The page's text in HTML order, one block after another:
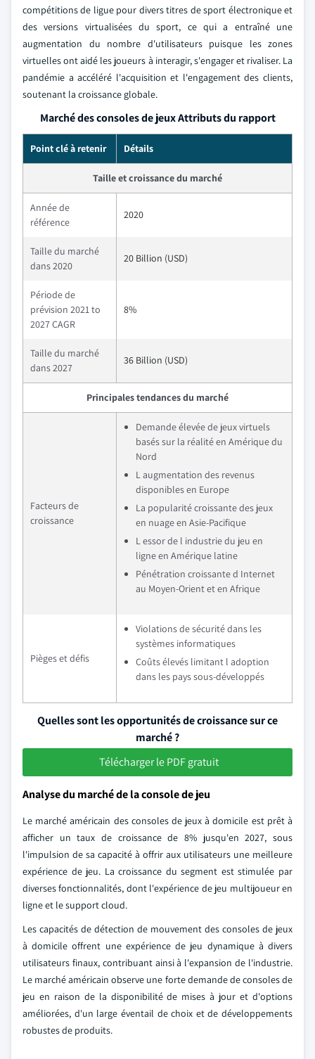
compétitions de ligue pour divers titres de sport électronique et
des versions virtualisées du sport, ce qui a entraîné une
augmentation du nombre d'utilisateurs puisque les zones
virtuelles ont aidé les joueurs à interagir, s'engager et rivaliser. La
pandémie a accéléré l'acquisition et l'engagement des clients,
soutenant la croissance globale.
Marché des consoles de jeux Attributs du rapport
Point clé à retenir Détails
Taille et croissance du marché
Année de
référence
2020
Taille du marché
dans 2020
20 Billion (USD)
Période de
prévision 2021 to
2027 CAGR
8%
Taille du marché
dans 2027
36 Billion (USD)
Principales tendances du marché
Facteurs de
croissance
Demande élevée de jeux virtuels
basés sur la réalité en Amérique du
Nord
L augmentation des revenus
disponibles en Europe
La popularité croissante des jeux
en nuage en Asie-Pacifique
L essor de l industrie du jeu en
ligne en Amérique latine
Pénétration croissante d Internet
au Moyen-Orient et en Afrique
Pièges et défis
Violations de sécurité dans les
systèmes informatiques
Coûts élevés limitant l adoption
dans les pays sous-développés
Quelles sont les opportunités de croissance sur ce
marché ?
Télécharger le PDF gratuit
Analyse du marché de la console de jeu
Le marché américain des consoles de jeux à domicile est prêt à
afficher un taux de croissance de 8% jusqu'en 2027, sous
l'impulsion de sa capacité à offrir aux utilisateurs une meilleure
expérience de jeu. La croissance du segment est stimulée par
diverses fonctionnalités, dont l'expérience de jeu multijoueur en
ligne et le support cloud.
Les capacités de détection de mouvement des consoles de jeux
à domicile offrent une expérience de jeu dynamique à divers
utilisateurs finaux, contribuant ainsi à l'expansion de l'industrie.
Le marché américain observe une forte demande de consoles de
jeu en raison de la disponibilité de mises à jour et d'options
améliorées, d'un large éventail de choix et de développements
robustes de produits.